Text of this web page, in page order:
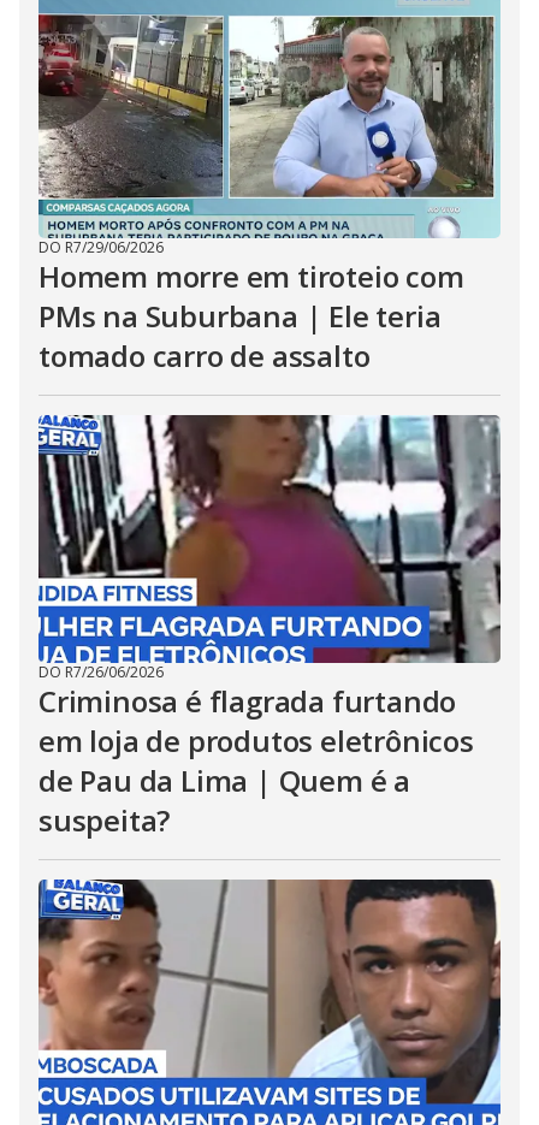
DO R7/29/06/2026
Homem morre em tiroteio com
PMs na Suburbana | Ele teria
tomado carro de assalto
DO R7/26/06/2026
Criminosa é flagrada furtando
em loja de produtos eletrônicos
de Pau da Lima | Quem é a
suspeita?